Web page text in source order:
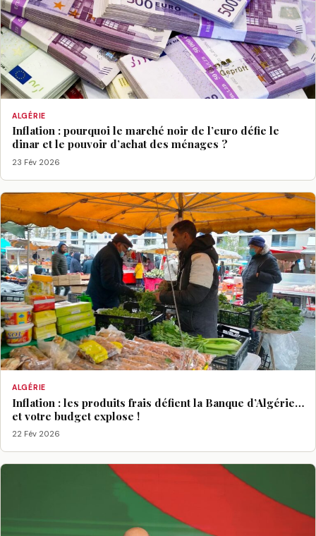
ALGÉRIE
Inflation : pourquoi le marché noir de l’euro défie le
dinar et le pouvoir d’achat des ménages ?
23 Fév 2026
ALGÉRIE
Inflation : les produits frais défient la Banque d’Algérie…
et votre budget explose !
22 Fév 2026